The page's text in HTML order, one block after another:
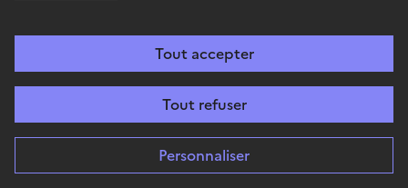
Tout accepter
Tout refuser
Personnaliser
l’impact de la Convention de Montreux sur le
statut géostratégique de la mer Noire
Mais la grande spécificité de la Convention de
Montreux est d’étendre son champ géographique
d’application bien au-delà des Détroits turcs pour
conférer à la mer Noire un statut maritime